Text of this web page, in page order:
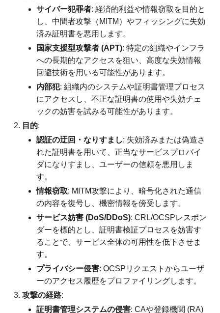
サイバー犯罪者: 経済的利益や情報窃取を目的と
し、中間者攻撃（MITM）やフィッシングに失効
済み証明書を悪用します。
国家支援型攻撃者 (APT): 特定の組織やインフラ
への長期的なアクセスを狙い、高度な失効情報
回避技術を用いる可能性があります。
内部犯: 組織内のシステムや証明書管理プロセス
にアクセスし、不正な証明書の使用や失効チェ
ックの妨害を試みる可能性があります。
目的:
認証の迂回・なりすまし: 失効済みまたは偽造さ
れた証明書を用いて、正当なサービスプロバイ
ダになりすまし、ユーザーの信頼を悪用しま
す。
情報窃取: MITM攻撃により、暗号化された通信
の内容を復号し、機密情報を傍受します。
サービス妨害 (DoS/DDoS): CRL/OCSPレスポン
ダーを標的とし、証明書検証プロセスを妨害す
ることで、サービス全体の可用性を低下させま
す。
プライバシー侵害: OCSPリクエストからユーザ
ーのアクセス履歴をプロファイリングします。
攻撃の経路:
証明書管理システムの侵害: CAや登録機関 (RA)